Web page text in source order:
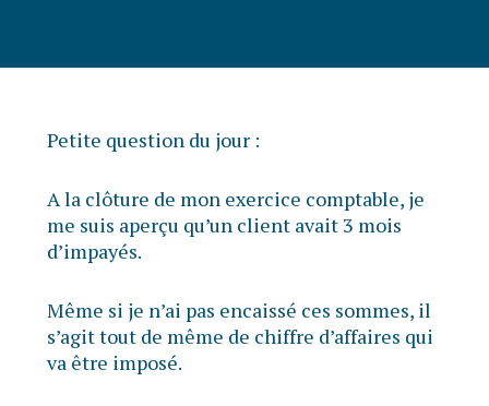
Petite question du jour :
A la clôture de mon exercice comptable, je
me suis aperçu qu’un client avait 3 mois
d’impayés.
Même si je n’ai pas encaissé ces sommes, il
s’agit tout de même de chiffre d’affaires qui
va être imposé.